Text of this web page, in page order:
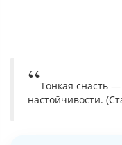
Тонкая снасть
настойчивости.